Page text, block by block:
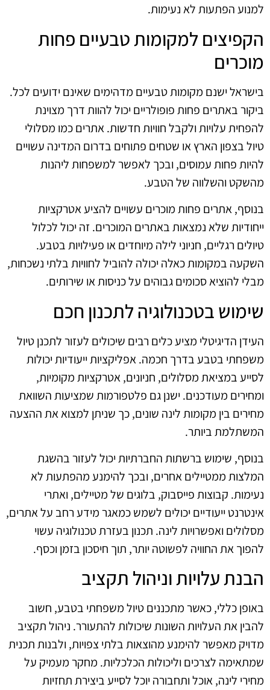
למנוע הפתעות לא נעימות.
הקפיצים למקומות טבעיים פחות
מוכרים
בישראל ישנם מקומות טבעיים מדהימים שאינם ידועים לכל.
ביקור באתרים פחות פופולריים יכול להוות דרך מצוינת
להפחית עלויות ולקבל חוויות חדשות. אתרים כמו מסלולי
טיול בצפון הארץ או שטחים פתוחים בדרום המדינה עשויים
להיות פחות עמוסים, ובכך לאפשר למשפחות ליהנות
מהשקט והשלווה של הטבע.
בנוסף, אתרים פחות מוכרים עשויים להציע אטרקציות
ייחודיות שלא נמצאות באתרים המוכרים. זה יכול לכלול
טיולים רגליים, חניוני לילה מיוחדים או פעילויות בטבע.
השקעה במקומות כאלה יכולה להוביל לחוויות בלתי נשכחות,
מבלי להוציא סכומים גבוהים על כניסות או שירותים.
שימוש בטכנולוגיה לתכנון חכם
העידן הדיגיטלי מציע כלים רבים שיכולים לעזור לתכנן טיול
משפחתי בטבע בדרך חכמה. אפליקציות ייעודיות יכולות
לסייע במציאת מסלולים, חניונים, אטרקציות מקומיות,
ומחירים מעודכנים. ישנן גם פלטפורמות שמציעות השוואת
מחירים בין מקומות לינה שונים, כך שניתן למצוא את ההצעה
המשתלמת ביותר.
בנוסף, שימוש ברשתות החברתיות יכול לעזור בהשגת
המלצות ממטיילים אחרים, ובכך להימנע מהפתעות לא
נעימות. קבוצות פייסבוק, בלוגים של מטיילים, ואתרי
אינטרנט ייעודיים יכולים לשמש כמאגר מידע רחב על אתרים,
מסלולים ואפשרויות לינה. תכנון בעזרת טכנולוגיה עשוי
להפוך את החוויה לפשוטה יותר, תוך חיסכון בזמן וכסף.
הבנת עלויות וניהול תקציב
באופן כללי, כאשר מתכננים טיול משפחתי בטבע, חשוב
להבין את העלויות השונות שיכולות להתעורר. ניהול תקציב
מדויק מאפשר להימנע מהוצאות בלתי צפויות, ולבנות תכנית
שמתאימה לצרכים וליכולות הכלכליות. מחקר מעמיק על
מחירי לינה, אוכל ותחבורה יוכל לסייע ביצירת תחזיות